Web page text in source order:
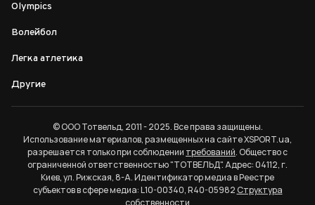
Olympics
Волейбол
Легка атлетика
Другие
© ООО Тотвельд, 2011 - 2025. Все права защищены.
Использование материалов, размещенных на сайте XSPORT.ua,
разрешается только при соблюдении требований. Общество с
ограниченной ответственностью "ТОТВЕЛЬД". Адрес: 04112, г.
Киев, ул. Рижская, 8-А. Идентификатор медиа в Реестре
субъектов в сфере медиа: L10-00340, R40-05982Структура